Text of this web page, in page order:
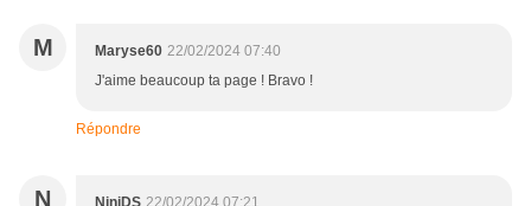
M Maryse60 22/02/2024 07:40
J'aime beaucoup ta page ! Bravo !
Répondre
N NiniDS 22/02/2024 07:21